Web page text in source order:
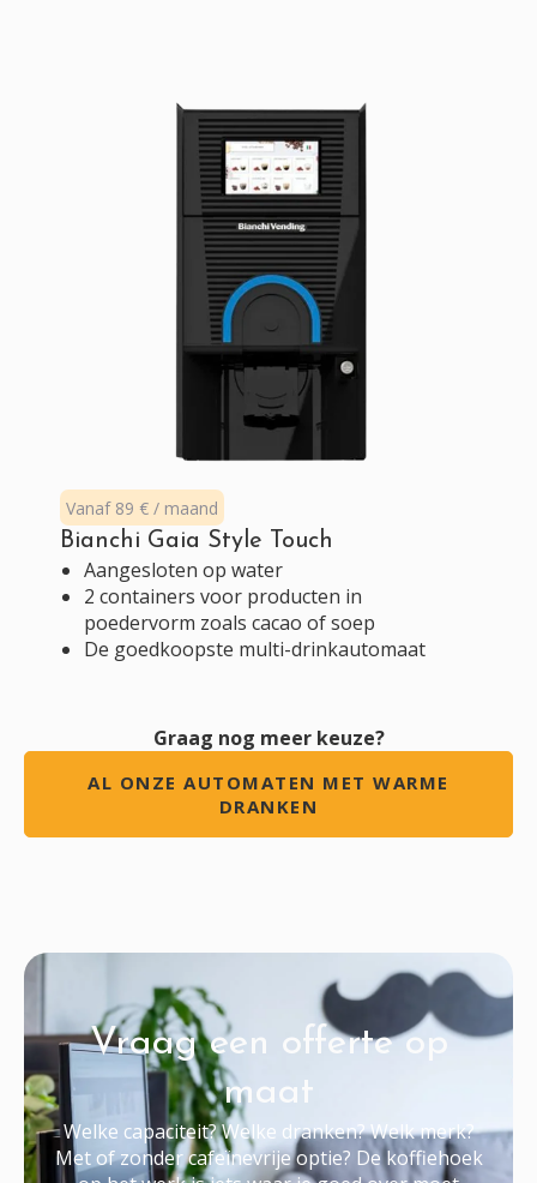
Vanaf 89 € / maand
Bianchi Gaia Style Touch
Aangesloten op water
2 containers voor producten in
poedervorm zoals cacao of soep
De goedkoopste multi-drinkautomaat
Graag nog meer keuze?
AL ONZE AUTOMATEN MET WARME
DRANKEN
Vraag een offerte op
maat
Welke capaciteit? Welke dranken? Welk merk?
Met of zonder cafeïnevrije optie? De koffiehoek